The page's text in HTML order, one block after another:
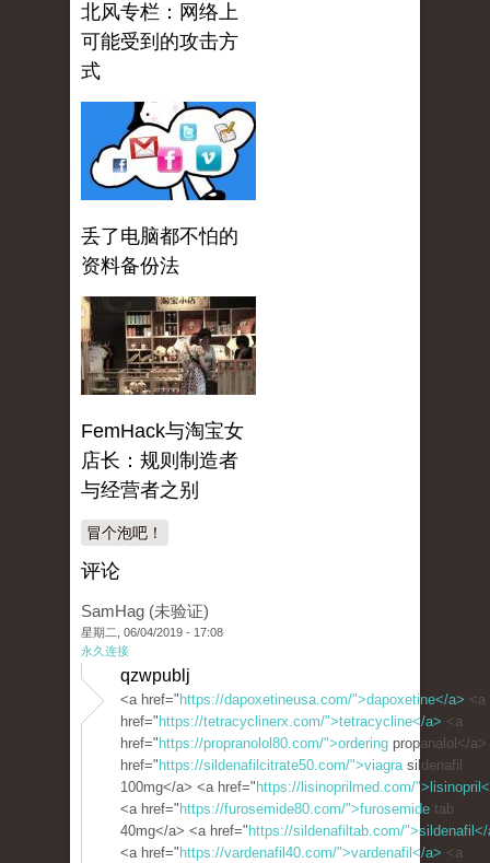
北风专栏：网络上
可能受到的攻击方
式
丢了电脑都不怕的
资料备份法
FemHack与淘宝女
店长：规则制造者
与经营者之别
冒个泡吧！
评论
SamHag (未验证)
星期二, 06/04/2019 - 17:08
永久连接
qzwpublj
<a href=" https://dapoxetineusa.com/">dapoxetine</a> <a
href=" https://tetracyclinerx.com/">tetracycline</a> <a
href=" https://propranolol80.com/">ordering propanalol</
href=" https://sildenafilcitrate50.com/">viagrasildenafil
100mg</a> <a href=" https://lisinoprilmed.com/
<a href=" https://furosemide80.com/">furosemide tab
40mg</a> <a href=" https://sildenafiltab.com/
<a href=" https://vardenafil40.com/">vardenafil</a> <a